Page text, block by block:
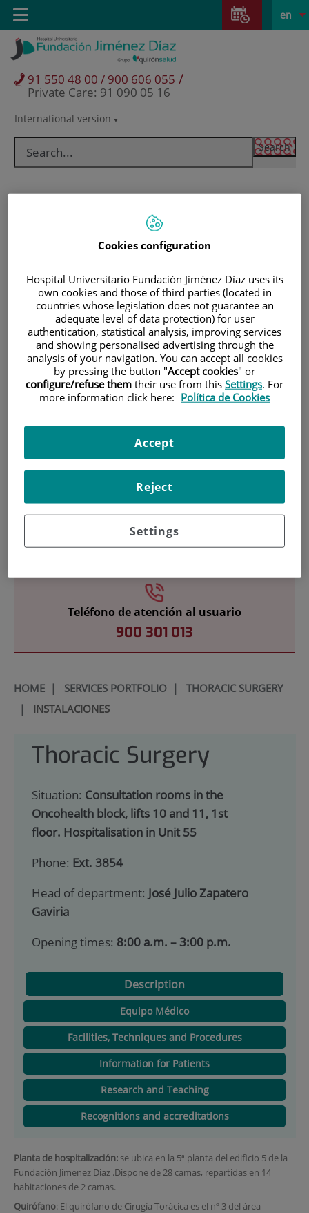
Jump to content
Jump
content
Language
selector
Active
en
International version
91 550 48 00 / 900 606 055 /
Private Care: 91 090 05 16
Toggle
navigation
Patients and visitors
Teléfono de atención al usuario
900 301 013
HOME| SERVICES PORTFOLIO| THORACIC SURGERY
| INSTALACIONES
Thoracic Surgery
Situation: Consultation rooms in the
Oncohealth block, lifts 10 and 11, 1st
floor. Hospitalisation in Unit 55
Phone: Ext. 3854
Head of department: José Julio Zapatero
Gaviria
Opening times: 8:00 a.m. – 3:00 p.m.
Description
Equipo Médico
Facilities, Techniques and Procedures
Information for Patients
Research and Teaching
Recognitions and accreditations
Planta de hospitalización: se ubica en la 5ª planta del edificio 5 de la
Fundación Jimenez Diaz .Dispone de 28 camas, repartidas en 14
habitaciones de 2 camas.
Quirófano: El quirófano de Cirugía Torácica es el nº 3 del área
Cookies configuration
Hospital Universitario Fundación Jiménez Díaz uses its
own cookies and those of third parties (located in
countries whose legislation does not guarantee an
adequate level of data protection) for user
authentication, statistical analysis, improving services
and showing personalised advertising through the
analysis of your navigation. You can accept all cookies
by pressing the button "Accept cookies" or
configure/refuse them their use from this Settings. For
more information click here: Política de Cookies
Settings
Reject
Accept